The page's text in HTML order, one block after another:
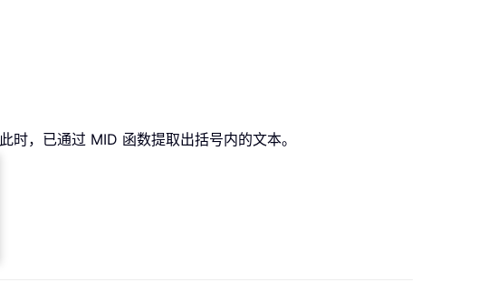
此时，已通过 MID 函数提取出括号内的文本。